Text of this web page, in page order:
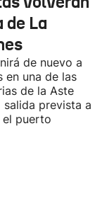
de La
de nuevo a
en una de las
de la Aste
salida prevista a
el puerto